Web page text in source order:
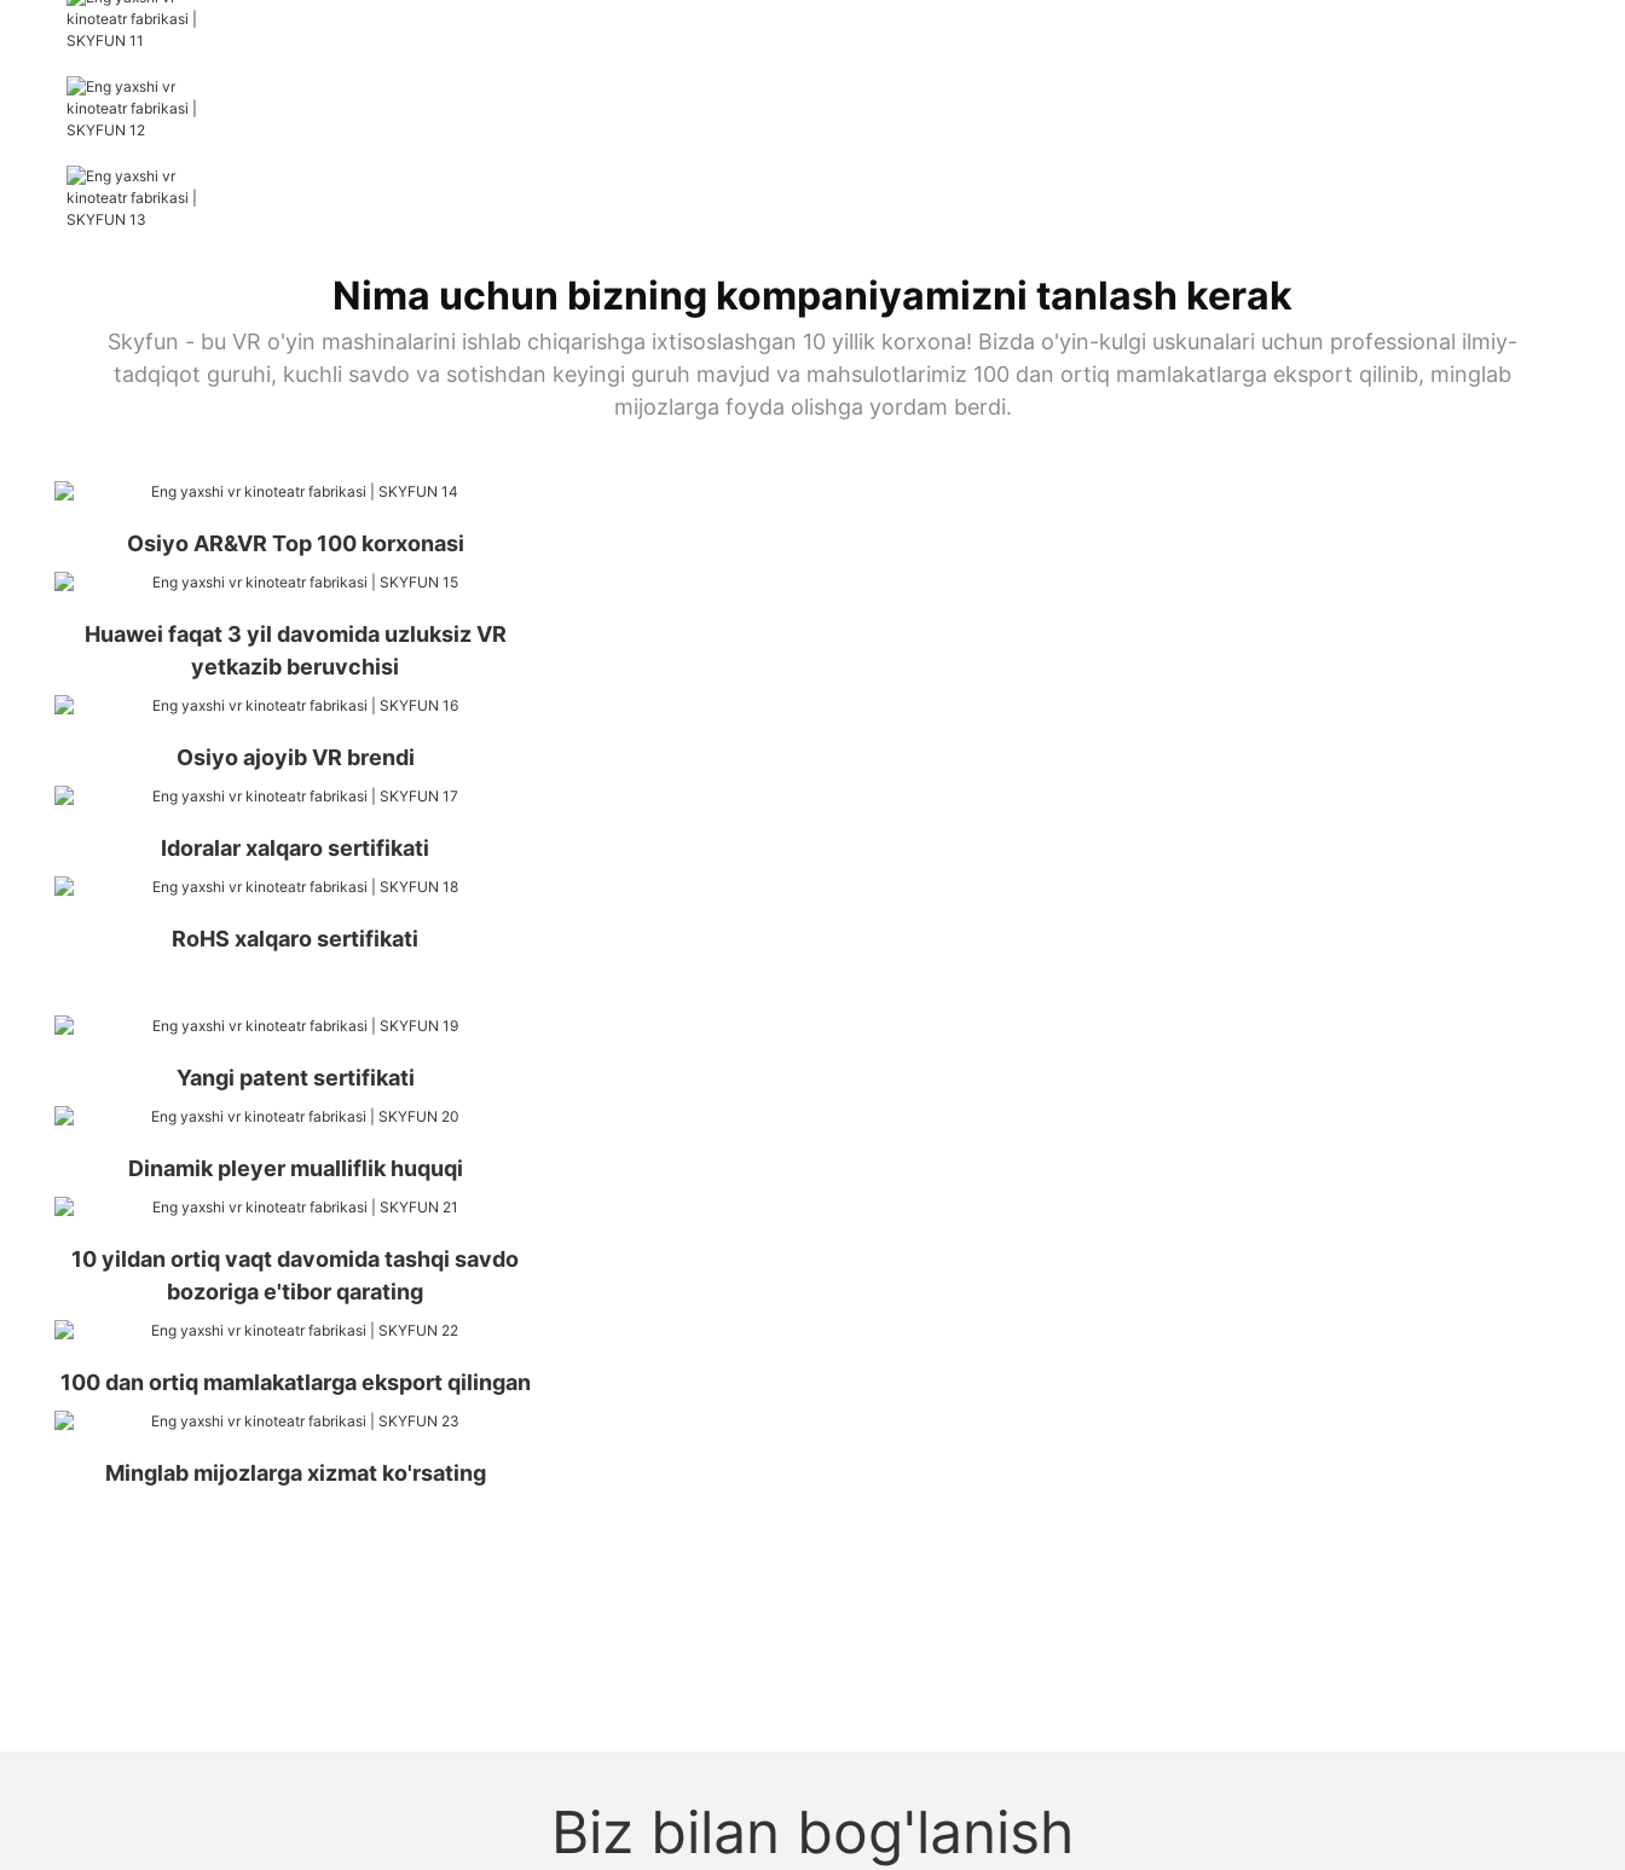
Nima uchun bizning kompaniyamizni tanlash kerak
Skyfun - bu VR o'yin mashinalarini ishlab chiqarishga ixtisoslashgan 10 yillik korxona! Bizda o'yin-kulgi uskunalari uchun professional ilmiy-
tadqiqot guruhi, kuchli savdo va sotishdan keyingi guruh mavjud va mahsulotlarimiz 100 dan ortiq mamlakatlarga eksport qilinib, minglab
mijozlarga foyda olishga yordam berdi.
Osiyo AR&VR Top 100 korxonasi
Huawei faqat 3 yil davomida uzluksiz VR
yetkazib beruvchisi
Osiyo ajoyib VR brendi
Idoralar xalqaro sertifikati
RoHS xalqaro sertifikati
Yangi patent sertifikati
Dinamik pleyer mualliflik huquqi
10 yildan ortiq vaqt davomida tashqi savdo
bozoriga e'tibor qarating
100 dan ortiq mamlakatlarga eksport qilingan
Minglab mijozlarga xizmat ko'rsating
Biz bilan bog'lanish